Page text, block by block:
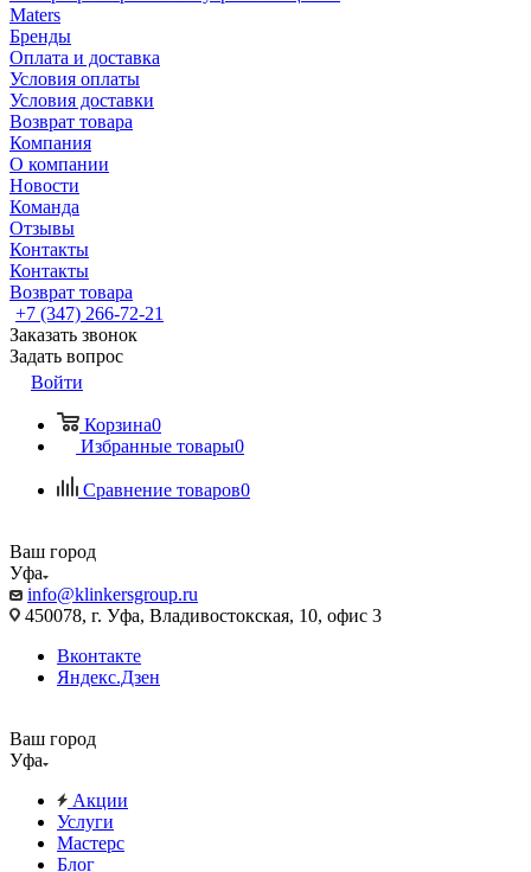
Maters
Бренды
Оплата и доставка
Условия оплаты
Условия доставки
Возврат товара
Компания
О компании
Новости
Команда
Отзывы
Контакты
Контакты
Возврат товара
+7 (347) 266-72-21
Заказать звонок
Задать вопрос
Войти
Корзина0
Избранные товары0
Сравнение товаров0
Ваш город
Уфа
info@klinkersgroup.ru
450078, г. Уфа, Владивостокская, 10, офис 3
Вконтакте
Яндекс.Дзен
Ваш город
Уфа
Акции
Услуги
Мастерс
Блог